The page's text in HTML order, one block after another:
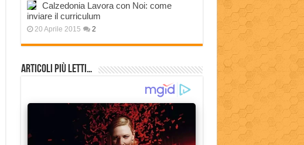
Calzedonia Lavora con Noi: come
inviare il curriculum
20 Aprile 2015 2
Articoli più Letti…